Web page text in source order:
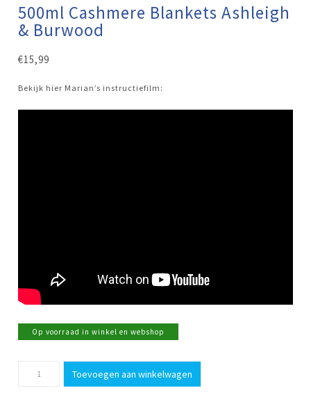
500ml Cashmere Blankets Ashleigh
& Burwood
€15,99
Bekijk hier Marian’s instructiefilm:
Op voorraad in winkel en webshop
Cashmere
Toevoegen aan winkelwagen